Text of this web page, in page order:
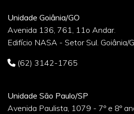
Unidade Goiânia/GO
Avenida 136, 761, 11o Andar.
Edifício NASA - Setor Sul.
(62) 3142-1765
Unidade São Paulo/SP
Avenida Paulista, 1079 - 7º e 8º